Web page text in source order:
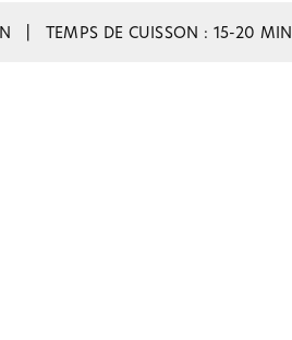
TEMPS DE CUISSON : 15-20 MIN